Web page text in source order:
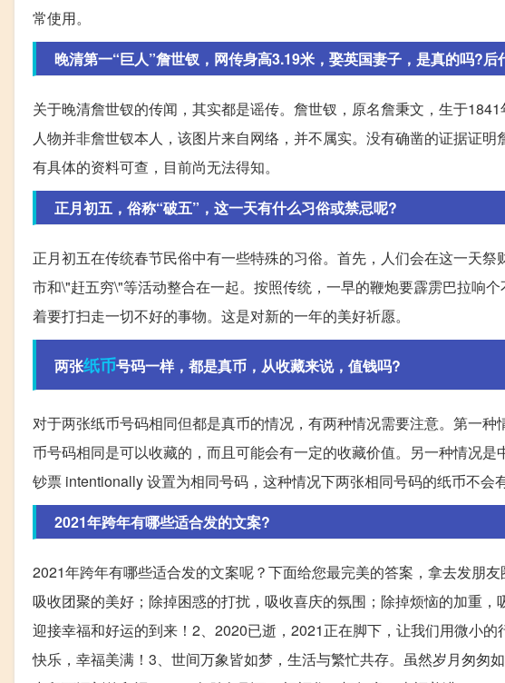
常使用。
晚清第一“巨人”詹世钗，网传身高3.19米，娶英国妻子，是真的吗?后
关于晚清詹世钗的传闻，其实都是谣传。詹世钗，原名詹秉文，生于
人物并非詹世钗本人，该图片来自网络，并不属实。没有确凿的证据证
有具体的资料可查，目前尚无法得知。
正月初五，俗称“破五”，这一天有什么习俗或禁忌呢?
正月初五在传统春节民俗中有一些特殊的习俗。首先，人们会在这一天
市和\"赶五穷\"等活动整合在一起。按照传统，一早的鞭炮要霹雳巴拉响
着要打扫走一切不好的事物。这是对新的一年的美好祈愿。
两张纸币号码一样，都是真币，从收藏来说，值钱吗?
对于两张纸币号码相同但都是真币的情况，有两种情况需要注意。第一
币号码相同是可以收藏的，而且可能会有一定的收藏价值。另一种情况
钞票 intentionally 设置为相同号码，这种情况下两张相同号码的纸币不会
2021年跨年有哪些适合发的文案?
2021年跨年有哪些适合发的文案呢？下面给您最完美的答案，拿去发朋
吸收团聚的美好；除掉困惑的打扰，吸收喜庆的氛围；除掉烦恼的加重
迎接幸福和好运的到来！2、2020已逝，2021正在脚下，让我们用微小
快乐，幸福美满！3、世间万象皆如梦，生活与繁忙共存。虽然岁月匆匆